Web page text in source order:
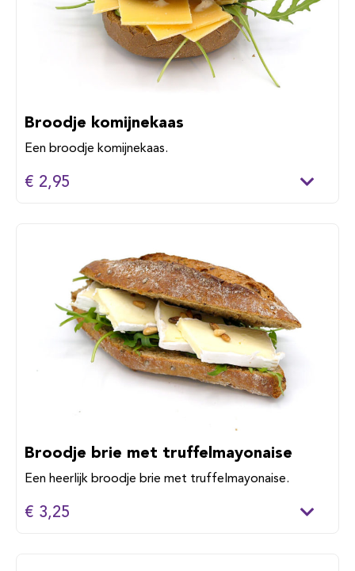
Broodje komijnekaas
Een broodje komijnekaas.
€ 2,95
Broodje brie met truffelmayonaise
Een heerlijk broodje brie met truffelmayonaise.
€ 3,25